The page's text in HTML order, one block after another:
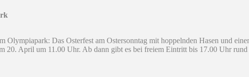
Olympiapark: Das Osterfest am Ostersonntag mit hoppelnden Hasen und
20. April um 11.00 Uhr. Ab dann gibt es bei freiem Eintritt bis 17.00 Uhr